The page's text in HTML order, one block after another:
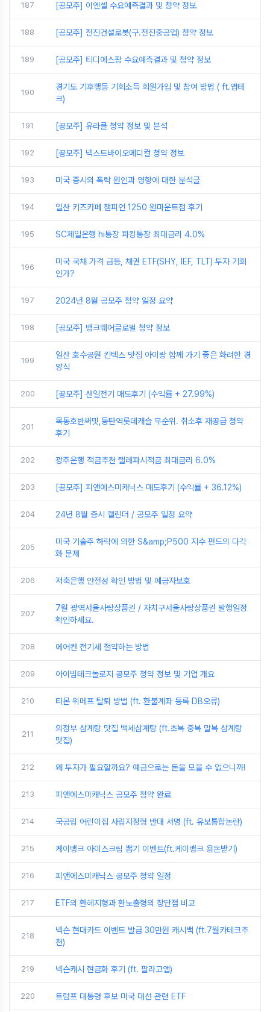
187 [공모주] 이엔셀 수요예측결과 및 청약 정보
188 [공모주] 전진건설로봇(구.전진중공업) 청약 정보
189 [공모주] 티디에스팜 수요예측결과 및 청약 정보
190
경기도 기후행동 기회소득 회원가입 및 참여 방법 ( ft.앱테
크)
191 [공모주] 유라클 청약 정보 및 분석
192 [공모주] 넥스트바이오메디컬 청약 정보
193 미국 증시의 폭락 원인과 영향에 대한 분석글
194 일산 키즈카페 챔피언 1250 원마운트점 후기
195 SC제일은행 hi통장 파킹통장 최대금리 4.0%
196
미국 국채 가격 급등, 채권 ETF(SHY, IEF, TLT) 투자 기회
인가?
197 2024년 8월 공모주 청약 일정 요약
198 [공모주] 뱅크웨어글로벌 청약 정보
199
일산 호수공원 킨텍스 맛집 아이랑 함께 가기 좋은 화려한 경
양식
200 [공모주] 산일전기 매도후기 (수익률 + 27.99%)
201
목동호반써밋,동탄역롯데캐슬 무순위. 취소후 재공급 청약
후기
202 광주은행 적금추천 텔레파시적금 최대금리 6.0%
203 [공모주] 피앤에스미캐닉스 매도후기 (수익률 + 36.12%)
204 24년 8월 증시 캘린더 / 공모주 일정 요약
205
미국 기술주 하락에 의한 S&amp;P500 지수 펀드의 다각
화 문제
206 저축은행 안전성 확인 방법 및 예금자보호
207
7월 광역서울사랑상품권 / 자치구서울사랑상품권 발행일정
확인하세요.
208 에어컨 전기세 절약하는 방법
209 아이빔테크놀로지 공모주 청약 정보 및 기업 개요
210 티몬 위메프 탈퇴 방법 (ft. 환불계좌 등록 DB오류)
211
의정부 삼계탕 맛집 백세삼계탕 (ft.초복 중복 말복 삼계탕
맛집)
212 왜 투자가 필요할까요? 예금으로는 돈을 모을 수 없으니까!
213 피앤에스미캐닉스 공모주 청약 완료
214 국공립 어린이집 사립지정형 반대 서명 (ft. 유보통합논란)
215 케이뱅크 아이스크림 뽑기 이벤트(ft.케이뱅크 용돈받기)
216 피앤에스미캐닉스 공모주 청약 일정
217 ETF의 환헤지형과 환노출형의 장단점 비교
218
넥슨 현대카드 이벤트 발급 30만원 캐시백 (ft.7월카테크추
천)
219 넥슨캐시 현금화 후기 (ft. 팔라고앱)
220 트럼프 대통령 후보 미국 대선 관련 ETF